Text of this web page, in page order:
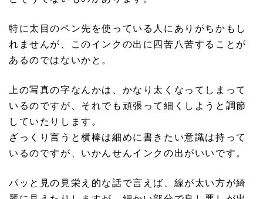
特に太目のペン先を使っている人にありがちかもし
れませんが、このインクの出に四苦八苦することが
あるのではないかと。
上の写真の字なんかは、かなり太くなってしまって
いるのですが、それでも頑張って細くしようと調節
していたりします。
ざっくり言うと横棒は細めに書きたい意識は持って
いるのですが、いかんせんインクの出がいいです。
パッと見の見栄え的な話で言えば、線が太い方が綺